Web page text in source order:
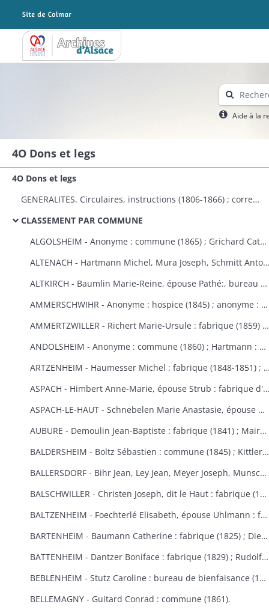
Archives Alsace - Colmar
Aide à la
4O Dons et legs
4O Dons et legs
GENERALITES. Circulaires, instructions (1806-1866) ; correspondance avec le préfet (1823-1870) ; dons à plusieurs communes et établissements publics (1808-1870) ; états des dons et legs faits aux établissements religieux et publics (1823-1870).
CLASSEMENT PAR COMMUNE
ALGOLSHEIM - Anonyme : commune (1865) ; Grichard Catherine : caisse des pauvres protestants d'Algolsheim et de Volgelsheim (1853).
ALTENACH - Hartmann Michel, Mura Joseph, Schmitt Antoine, Reinauer Joseph : fabrique (1821), Koegler Anne, épouse Fleury : fabrique (1817-1818).
ALTKIRCH - Baumlin Marie-Reine, épouse Pathé:, bureau de bienfaisance (1803) ; Baur Reine-Catherine, épouse Schneider : hospice, bureau de bienfaisance, fabrique (1841-1845) ; Bisel : hospice Saint-Morand (1849) ; Caisse d'Epargne (1) : hospice (1850-1855) ; Eberlin Joseph : hospice Saint-Morand (1844) ; Enderlin Antoine, de Durlinsdorf : hospice (1859) ; Erny : fabrique (1865) (voir aussi Thann) ; Friburger Anne-Marie, épouse Remus : hospice (1865) ; Fritsch Morand : hospice Saint-Morand (1857-1859) ; Garrosse François-Marie : bureau de bienfaisance (1802) ; Garozzi Antoine, Henner Thomas Valentin, Kiene Marie-Anne : fabrique (1813) ; Garozzi Rosalie, épouse Durthaller : hospice civil (1850) ; Gilardoni Joseph : hospice (1864) ; Haenner Xavier : fabrique (1843-1844) ; Hartmann Jean, Kiene Marie-Elisabeth : fabrique (1819) ; Hennige, curé, Reininger Elma : hospice (1855-1862) ; Hiltenbrand Marie-Salomé : hospice Saint-Morand (1854) ; Jourdain Xavier : hospice et pauvres (1854-1867) ; Kauffmann Antoine : fabrique (1814-1817) ; Koechlin André : pauvres (1854) ; Koechlin André, de Mulhouse : commune (1860) ; Loetscher : hospice Saint-Morand (1851) ; Mildner Antoine-François : hospice Saint-Morand (1831-1832) ; Mulhaupt Anne-Marie : hospice Saint-Morand (1844) ; Neef François-Joseph : fabrique (1809) ; Platel Louise : hospice et bureau de bienfaisance (1867) ; Reininger Emma-Joséphine : hospice Saint-Morand (1855) ; Reininger Marie-Françoise : bureau de bienfaisance et fabrique (1866-1868) ; Roemer Georges, curé : hospice Saint-Morand (1868-1869) ; Rudler Euphémie : hospice Saint-Morand (1869-1870) ; Sauthier : hospice Saint-Morand (1856-1857) ; Schirlin, curé de Bouxwiller : hospice Saint-Morand (1868) ; Stouff Jean-Pierre : hospice Saint-Morand (1832-1833) ; Zobel Morand : hospice Saint-Morand (1859).
AMMERSCHWIHR - Anonyme : hospice (1845) ; anonyme : hospice (1860) ; anonyme : hospice (1860) ; anonyme : hospice (1868) ; anonyme : hospice (1868) ; Bertrand Catherine, religieuse à Ensisheim : hospice (1833-1835) ; Bessler Anne-Marie, épouse Hartmann : hospice et fabrique (1848-1852) ; Bressler Elisabeth : fabrique (1840) ; Bressler Jean-Jacques, curé de Zimmerbach : hospice (1849) ; Custor François-Joseph, abbé : hospice (1822-1823) ; famille Demangeat, des Trois-Epis : hospice (1866) ; Gasser Barbe et François-Martin : hospice et fabrique (1842-1843) ; héritiers Gerber : hospice (1853-1855) ; Gerber Anne-Marie, épouse Muller : hospice (1870) ; Giroud Françoise, épouse Langlais : hospice et fabrique (1838-1845) ; Gottelman François-Joseph : chapelle des Trois-Epis (1824) ; Hartmann Martin : hospice (1851) ; Hildenfinck Joseph : hospice (1869) ; Kast Jean-Baptiste : fabrique (1865) ; Klein François-Joseph : hospice (1820-1821) ; Klein Marguerite, épouse Schielé : hospice, pauvres et fabrique (1844) ; Hamberger Françoise, épouse Bueb dit Dubois : fabrique (1846) ; Leimbach Sébastien : hospice (1835) ; Meg Sébastien : fabrique et pauvres (1828) ; Saltzmann Anne-Marie, épouse Heinrich : fabrique (1869-1870) ; Schielé Alexandre : hospice et pauvres (1828) ; Schwindenhammer Jacques : hospice (1852) ; Simonin : fabrique et pauvres (1832) ; Simonis Catherine, veuve Simonis, épouse Vejux : fabrique (1850) ; Thomann Marie-Ursule : pauvres et hospice (1838) ; Thomann Martin et Anne-Marie, son épouse : hospice (1858) ; Ulrich Catherine, épouse Kast le Vieux : hospice (1848-1852).
AMMERTZWILLER - Richert Marie-Ursule : fabrique (1859) ; Wolff Elisabeth, épouse Hinderer : pauvres d'Ammertzwiller et de Spechbach-le-Bas et fabrique d'Ammertzwiller (1854).
ANDOLSHEIM - Anonyme : commune (1860) ; Hartmann : bureau de bienfaisance (1858) ; Neubuck (de) Marie-Ursule, épouse de Mouge : fabrique (1851) ; Schuller Mathias, dit le Vieux ou le Settier : consistoire protestant (1814).
ARTZENHEIM - Haumesser Michel : fabrique (1848-1851) ; Mangold Louis Benjamin; fabrique (1857-1858).
ASPACH - Himbert Anne-Marie, épouse Strub : fabrique d'Aspach et de Heidwiller (1849).
ASPACH-LE-HAUT - Schnebelen Marie Anastasie, épouse Durwell, de Thann : enfants indigents (1867-1868).
AUBURE - Demoulin Jean-Baptiste : fabrique (1841) ; Maire Marie-Elisabeth : fabrique (1864-1865) ; Raffner Catherine : fabrique (1860) ; Stortz André : fabrique (1852-1853) ; Thiriet Jean Antoine : fabrique (1846-1847).
BALDERSHEIM - Boltz Sébastien : commune (1845) ; Kittler Marie-Anne et Françoise : fabrique (1825-1843).
BALLERSDORF - Bihr Jean, Ley Jean, Meyer Joseph, Munsch Jean : commune (1826) ; Fridolin Fortuné, Krafft Louis : fabrique (1826) ; Schwartz François-Joseph, Weist Agathe, épouse Schwartz : commune (1830) ; Walter Sébastien : fabrique (1841) ; Zinck Georges-Bernard : fabrique (1824).
BALSCHWILLER - Christen Joseph, dit le Haut : fabrique (1853).
BALTZENHEIM - Foechterlé Elisabeth, épouse Uhlmann : fabrique (1851) ; Klinger Jean : fabrique (1851).
BARTENHEIM - Baumann Catherine : fabrique (1825) ; Dietschi Anne-Marie, épouse Kirchherr : fabrique (1840) ; Epinay (d') Nicolas : commune (1824-1829) ; Erblang Joseph et Loll Ursule, épouse Erblang : fabrique (1840) ; Hassler Catherine : fabrique (1833) ; Hertzog Grégoire et Catherine : fabrique (1838) ; Kaiflin Anne-Marie, épouse Arnolt : fabrique (1825-1829) ; Kielwasser Marie-Anne : fabrique (1832) ; Koenig Antoine, Kaifflin Jacques : fabrique (1838) ; Koenig Ursule : fabrique (1829) ; Koenig Jean-Georges : fabrique (1832) ; Landauer Anne et Madeleine : fabrique (1833) ; Marquart Michel et Tschill Catherine, épouse Marquart : fabrique (1821) ; Schibeny Louis, Jacques et Jean : fabrique (1821) ; Schultz Jeanne, épouse Kanengieser : fabrique (1840) ; Studer Marie Ursule, épouse Wild : fabrique (1832) ; Walch Anne-Marie, épouse Lang : fabrique (1829).
BATTENHEIM - Dantzer Boniface : fabrique (1829) ; Rudolf : commune (1845).
BEBLENHEIM - Stutz Caroline : bureau de bienfaisance (1865-1866).
BELLEMAGNY - Guitard Conrad : commune (1861).